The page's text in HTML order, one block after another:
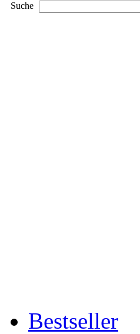
Suche
Bestseller